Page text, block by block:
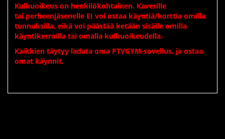
Kulkuoikeus on henkilökohtainen. Kaverille
tai perheenjäsenelle EI voi ostaa käyntiä/korttia omilla
tunnuksilla, eikä voi päästää ketään sisälle omilla
käyntikerroilla tai omalla kulkuoikeudella.
Kaikkien täytyy ladata oma PTVGYM-sovellus, ja ostaa
omat käynnit.